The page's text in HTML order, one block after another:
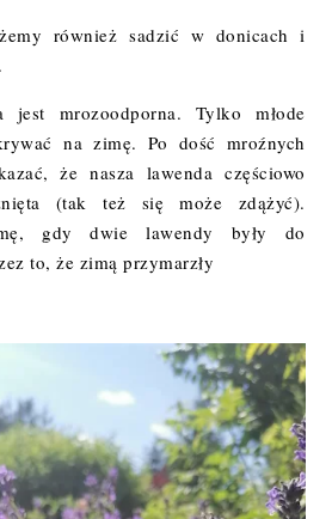
również sadzić w donicach i
jest mrozoodporna. Tylko młode
na zimę. Po dość mroźnych
że nasza lawenda częściowo
(tak też się może zdążyć).
gdy dwie lawendy były do
to, że zimą przymarzły